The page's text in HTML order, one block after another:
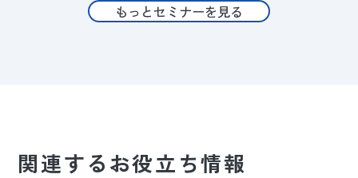
もっとセミナーを見る
関連するお役立ち情報